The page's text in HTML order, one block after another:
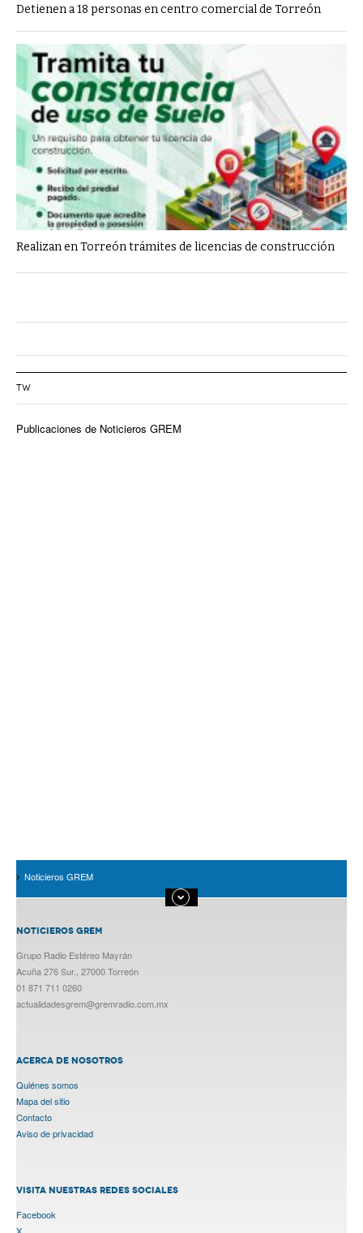
Detienen a 18 personas en centro comercial de Torreón
Realizan en Torreón trámites de licencias de construcción
TW
Publicaciones de Noticieros GREM
Noticieros GREM
NOTICIEROS GREM
Grupo Radio Estéreo Mayrán
Acuña 276 Sur., 27000 Torreón
01 871 711 0260
actualidadesgrem@gremradio.com.mx
ACERCA DE NOSOTROS
Quiénes somos
Mapa del sitio
Contacto
Aviso de privacidad
VISITA NUESTRAS REDES SOCIALES
Facebook